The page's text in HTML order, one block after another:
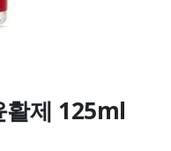
활제 125ml